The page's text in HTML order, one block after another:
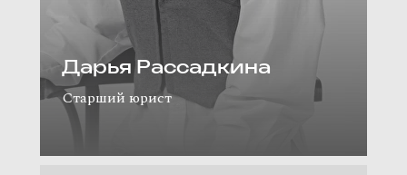
Дарья Рассадкина
Старший юрист